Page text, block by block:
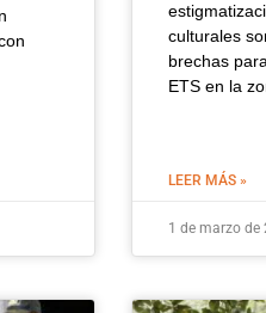
culturales
brechas
ETS en la
LEER MÁS »
1 de marzo de